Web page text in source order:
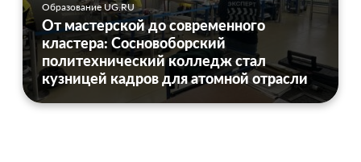
Образование UG.RU
От мастерской до современного
кластера: Сосновоборский
политехнический колледж стал
кузницей кадров для атомной отрасли